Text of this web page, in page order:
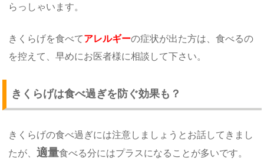
らっしゃいます。
きくらげを食べてアレルギーの症状が出た方は、食べるの
を控えて、早めにお医者様に相談して下さい。
きくらげは食べ過ぎを防ぐ効果も？
きくらげの食べ過ぎには注意しましょうとお話してきまし
たが、適量食べる分にはプラスになることが多いです。